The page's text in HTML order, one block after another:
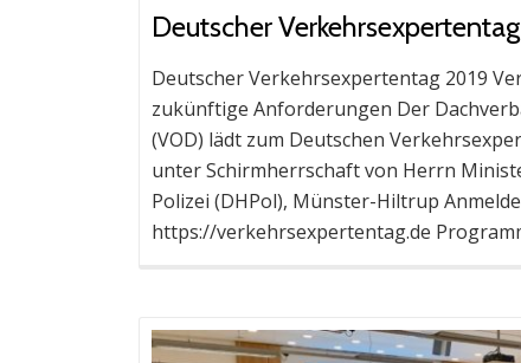
Deutscher
Deutscher Verkehrsexpertentag 2019
zukünftige Anforderungen Der
(VOD) lädt zum Deutschen
unter Schirmherrschaft von Herrn
Polizei (DHPol), Münster-Hiltrup
https://verkehrsexpertentag.de